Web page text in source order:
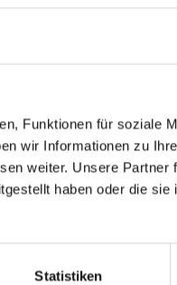
Funktionen für soziale
wir Informationen zu
weiter. Unsere Partner
haben oder die sie
Statistiken
geprüften